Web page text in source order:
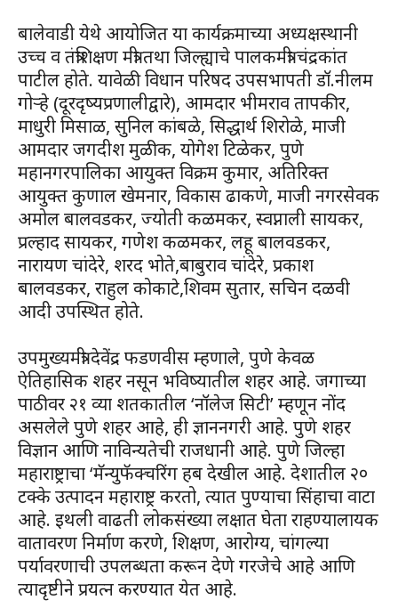
बालेवाडी येथे आयोजित या कार्यक्रमाच्या अध्यक्षस्थानी
उच्च व तंत्रशिक्षण मंत्री तथा जिल्ह्याचे पालकमंत्री चंद्रकांत
पाटील होते. यावेळी विधान परिषद उपसभापती डॉ.नीलम
गोऱ्हे (दूरदृष्यप्रणालीद्वारे), आमदार भीमराव तापकीर,
माधुरी मिसाळ, सुनिल कांबळे, सिद्धार्थ शिरोळे, माजी
आमदार जगदीश मुळीक, योगेश टिळेकर, पुणे
महानगरपालिका आयुक्त विक्रम कुमार, अतिरिक्त
आयुक्त कुणाल खेमनार, विकास ढाकणे, माजी नगरसेवक
अमोल बालवडकर, ज्योती कळमकर, स्वप्नाली सायकर,
प्रल्हाद सायकर, गणेश कळमकर, लहू बालवडकर,
नारायण चांदेरे, शरद भोते,बाबुराव चांदेरे, प्रकाश
बालवडकर, राहुल कोकाटे,शिवम सुतार, सचिन दळवी
आदी उपस्थित होते.
उपमुख्यमंत्री देवेंद्र फडणवीस म्हणाले, पुणे केवळ
ऐतिहासिक शहर नसून भविष्यातील शहर आहे. जगाच्या
पाठीवर २१ व्या शतकातील ‘नॉलेज सिटी’ म्हणून नोंद
असलेले पुणे शहर आहे, ही ज्ञाननगरी आहे. पुणे शहर
विज्ञान आणि नाविन्यतेची राजधानी आहे. पुणे जिल्हा
महाराष्ट्राचा ‘मॅन्युफॅक्चरिंग हब देखील आहे. देशातील २०
टक्के उत्पादन महाराष्ट्र करतो, त्यात पुण्याचा सिंहाचा वाटा
आहे. इथली वाढती लोकसंख्या लक्षात घेता राहण्यालायक
वातावरण निर्माण करणे, शिक्षण, आरोग्य, चांगल्या
पर्यावरणाची उपलब्धता करून देणे गरजेचे आहे आणि
त्यादृष्टीने प्रयत्न करण्यात येत आहे.